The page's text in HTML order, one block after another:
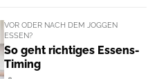
VOR ODER NACH DEM JOGGEN
ESSEN?
So geht richtiges Essens-
Timing